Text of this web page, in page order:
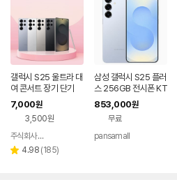
인
을
안
내
를
나
타
는
표
갤럭시 S25 울트라 대
여 콘서트 장기 단기
7,000원
3,500원
페이
주식회사 폰빌리지
별 4.98 리
(185)
삼성 갤럭시 S25 플러
스 256GB 전시폰 KT
번호이동 완납 90요금
제
853,000원
무료
pansamall